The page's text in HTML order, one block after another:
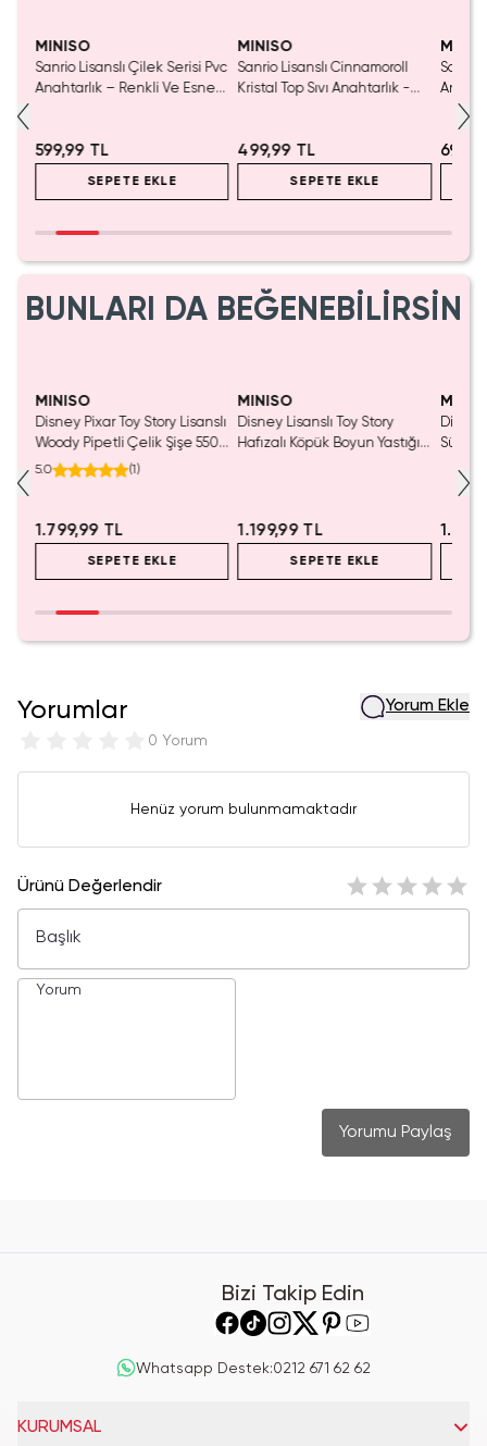
MINISO
Sanrio Lisanslı Çilek Serisi Pvc
Anahtarlık – Renkli Ve Esnek
599,99 TL
SEPETE EKLE
MINISO
Sanrio Lisanslı Cinnamoroll
Kristal Top Sıvı Anahtarlık -
499,99 TL
SEPETE EKLE
Sanrio
BUNLARI DA BEĞENEBİLİRSİN
MINISO
Disney Pixar Toy Story Lisanslı
Woody Pipetli Çelik Şişe 550
mL – Saplı Tasarım
5.0 (1)
1.799,99 TL
SEPETE EKLE
MINISO
Disney Lisanslı Toy Story
Hafızalı Köpük Boyun Yastığı
1.199,99 TL
SEPETE EKLE
Yorumlar
0 Yorum
Yorum Ekle
Henüz yorum bulunmamaktadır
Ürünü Değerlendir
Yorumu Paylaş
Bizi Takip Edin
Whatsapp Destek:0212 671 62 62
KURUMSAL